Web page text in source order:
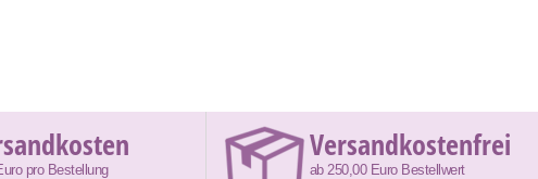
pro Bestellung
Versandkostenfrei
ab 250,00 Euro Bestellwert